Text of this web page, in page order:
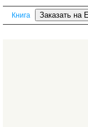
Книга